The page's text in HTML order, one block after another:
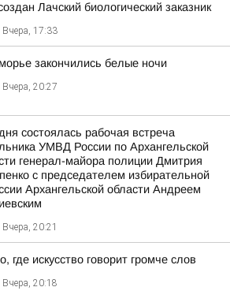
Лачский биологический заказник
Вчера, 17:33
закончились белые ночи
Вчера, 20:27
состоялась рабочая встреча
УМВД России по Архангельской
генерал-майора полиции Дмитрия
с председателем избирательной
Архангельской области Андреем
Вчера, 20:21
где искусство говорит громче слов
Вчера, 20:18